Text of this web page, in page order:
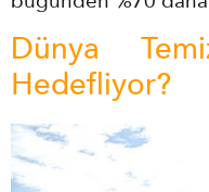
Dünya
Hedefliyor?